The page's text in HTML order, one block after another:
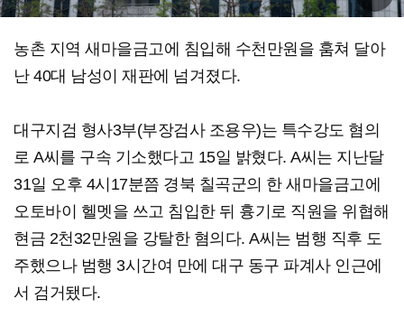
농촌 지역 새마을금고에 침입해 수천만원을 훔쳐 달아
난 40대 남성이 재판에 넘겨졌다.
대구지검 형사3부(부장검사 조용우)는 특수강도 혐의
로 A씨를 구속 기소했다고 15일 밝혔다. A씨는 지난달
31일 오후 4시17분쯤 경북 칠곡군의 한 새마을금고에
오토바이 헬멧을 쓰고 침입한 뒤 흉기로 직원을 위협해
현금 2천32만원을 강탈한 혐의다. A씨는 범행 직후 도
주했으나 범행 3시간여 만에 대구 동구 파계사 인근에
서 검거됐다.